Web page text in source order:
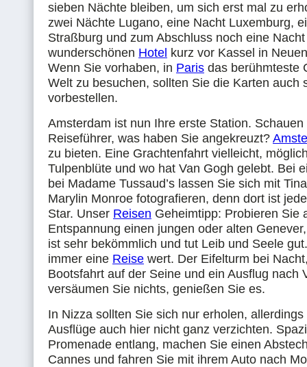
sieben Nächte bleiben, um sich erst mal zu
zwei Nächte Lugano, eine Nacht Luxemburg,
Straßburg und zum Abschluss noch eine
wunderschönen Hotel kurz vor Kassel in
Wenn Sie vorhaben, in Paris das berühmteste
Welt zu besuchen, sollten Sie die Karten auch
vorbestellen.
Amsterdam ist nun Ihre erste Station.
Reiseführer, was haben Sie angekreuzt?
zu bieten. Eine Grachtenfahrt vielleicht,
Tulpenblüte und wo hat Van Gogh gelebt. Bei
bei Madame Tussaud’s lassen Sie sich mit
Marylin Monroe fotografieren, denn dort ist
Star. Unser Reisen Geheimtipp: Probieren Sie
Entspannung einen jungen oder alten
ist sehr bekömmlich und tut Leib und Seele
immer eine Reise wert. Der Eifelturm bei
Bootsfahrt auf der Seine und ein Ausflug nach
versäumen Sie nichts, genießen Sie es.
In Nizza sollten Sie sich nur erholen,
Ausflüge auch hier nicht ganz verzichten.
Promenade entlang, machen Sie einen
Cannes und fahren Sie mit ihrem Auto nach